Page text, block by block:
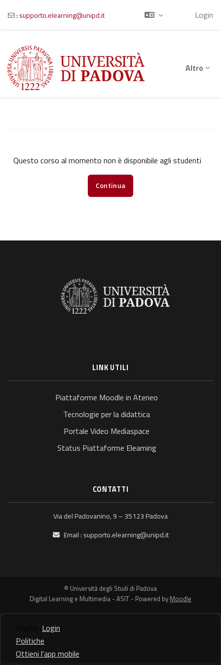
Vai al contenuto principale
: supporto.elearning@unipd.it Login
Altro
Questo corso al momento non è disponibile agli studenti
Continua
LINK UTILI
Piattaforme Moodle in Ateneo
Tecnologie per la didattica
Portale Video Mediaspace
Status Piattaforme Elearning
CONTATTI
Via del Padovanino, 9 – 35123 Padova
Email : supporto.elearning@unipd.it
© Università degli Studi di Padova
Digital Learning e Multimedia - ASIT - Powered by Moodle
Login
Politiche
Ottieni l'app mobile